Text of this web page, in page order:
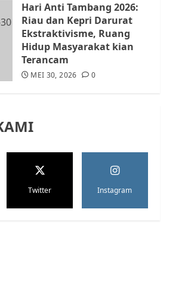
Hari Anti Tambang 2026:
Riau dan Kepri Darurat
Ekstraktivisme, Ruang
Hidup Masyarakat kian
Terancam
MEI 30, 2026 0
Twitter Instagram